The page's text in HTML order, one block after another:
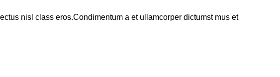
nisl class eros.Condimentum a et ullamcorper dictumst mus et